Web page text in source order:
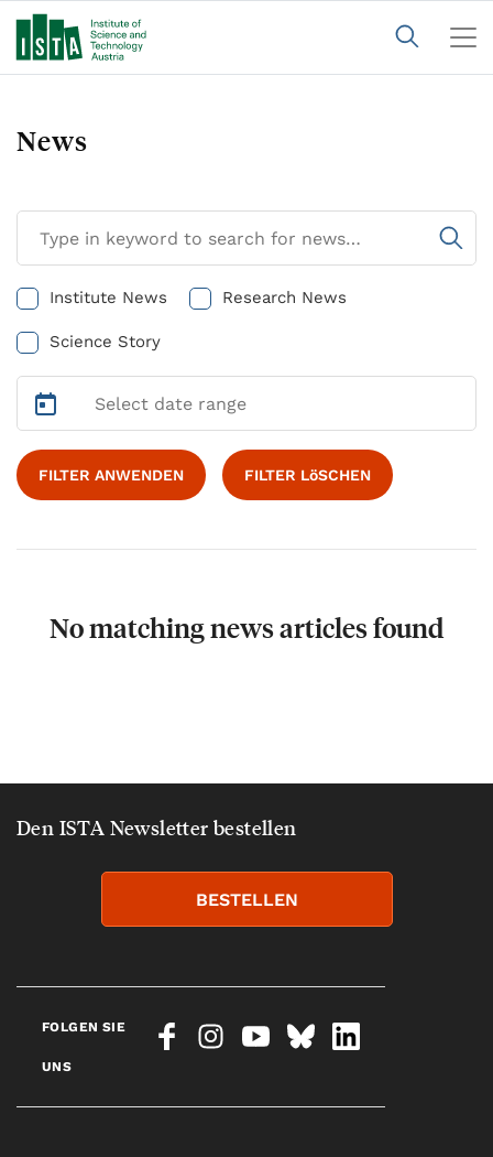
News
Institute News Research News
Science Story
FILTER ANWENDEN FILTER LöSCHEN
No matching news articles found
Den ISTA Newsletter bestellen
BESTELLEN
FOLGEN SIE
UNS